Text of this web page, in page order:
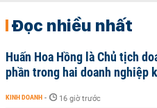
Đọc nhiều nhất
Huấn Hoa Hồng là Chủ tịch
phần trong hai doanh nghiệp
KINH DOANH - 16 giờ trước